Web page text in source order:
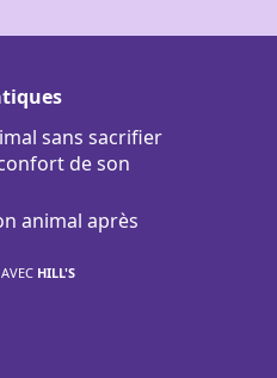
sans sacrifier
de son
animal après
HILL'S